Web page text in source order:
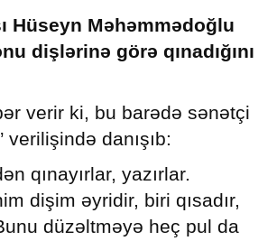
Hüseyn Məhəmmədoğlu
dişlərinə görə qınadığını
verir ki, bu barədə sənətçi
verilişində danışıb:
qınayırlar, yazırlar.
dişim əyridir, biri qısadır,
düzəltməyə heç pul da